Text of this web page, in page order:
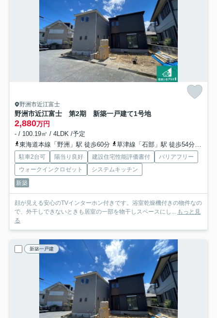
野洲市近江富士
野洲市近江富士 第2期 新築一戸建て1号地
2,880万円
- / 100.19㎡ / 4LDK /予定
東海道本線「野洲」駅 徒歩60分
草津線「石部」駅 徒歩54分
駐車2台可 陽当り良好 建設住宅性能評価書付
バリアフリー
ウォークインクロゼット
システムキッチン
新築
顔が見える安心のTVインターホン付きです。浴室乾燥機付きの物件なの
で、外干しできないときも居室の一部を物干しスペースにし... もっと見
る
新築一戸建